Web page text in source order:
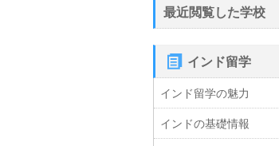
最近閲覧した学校
インド留学
インド留学の魅力
インドの基礎情報